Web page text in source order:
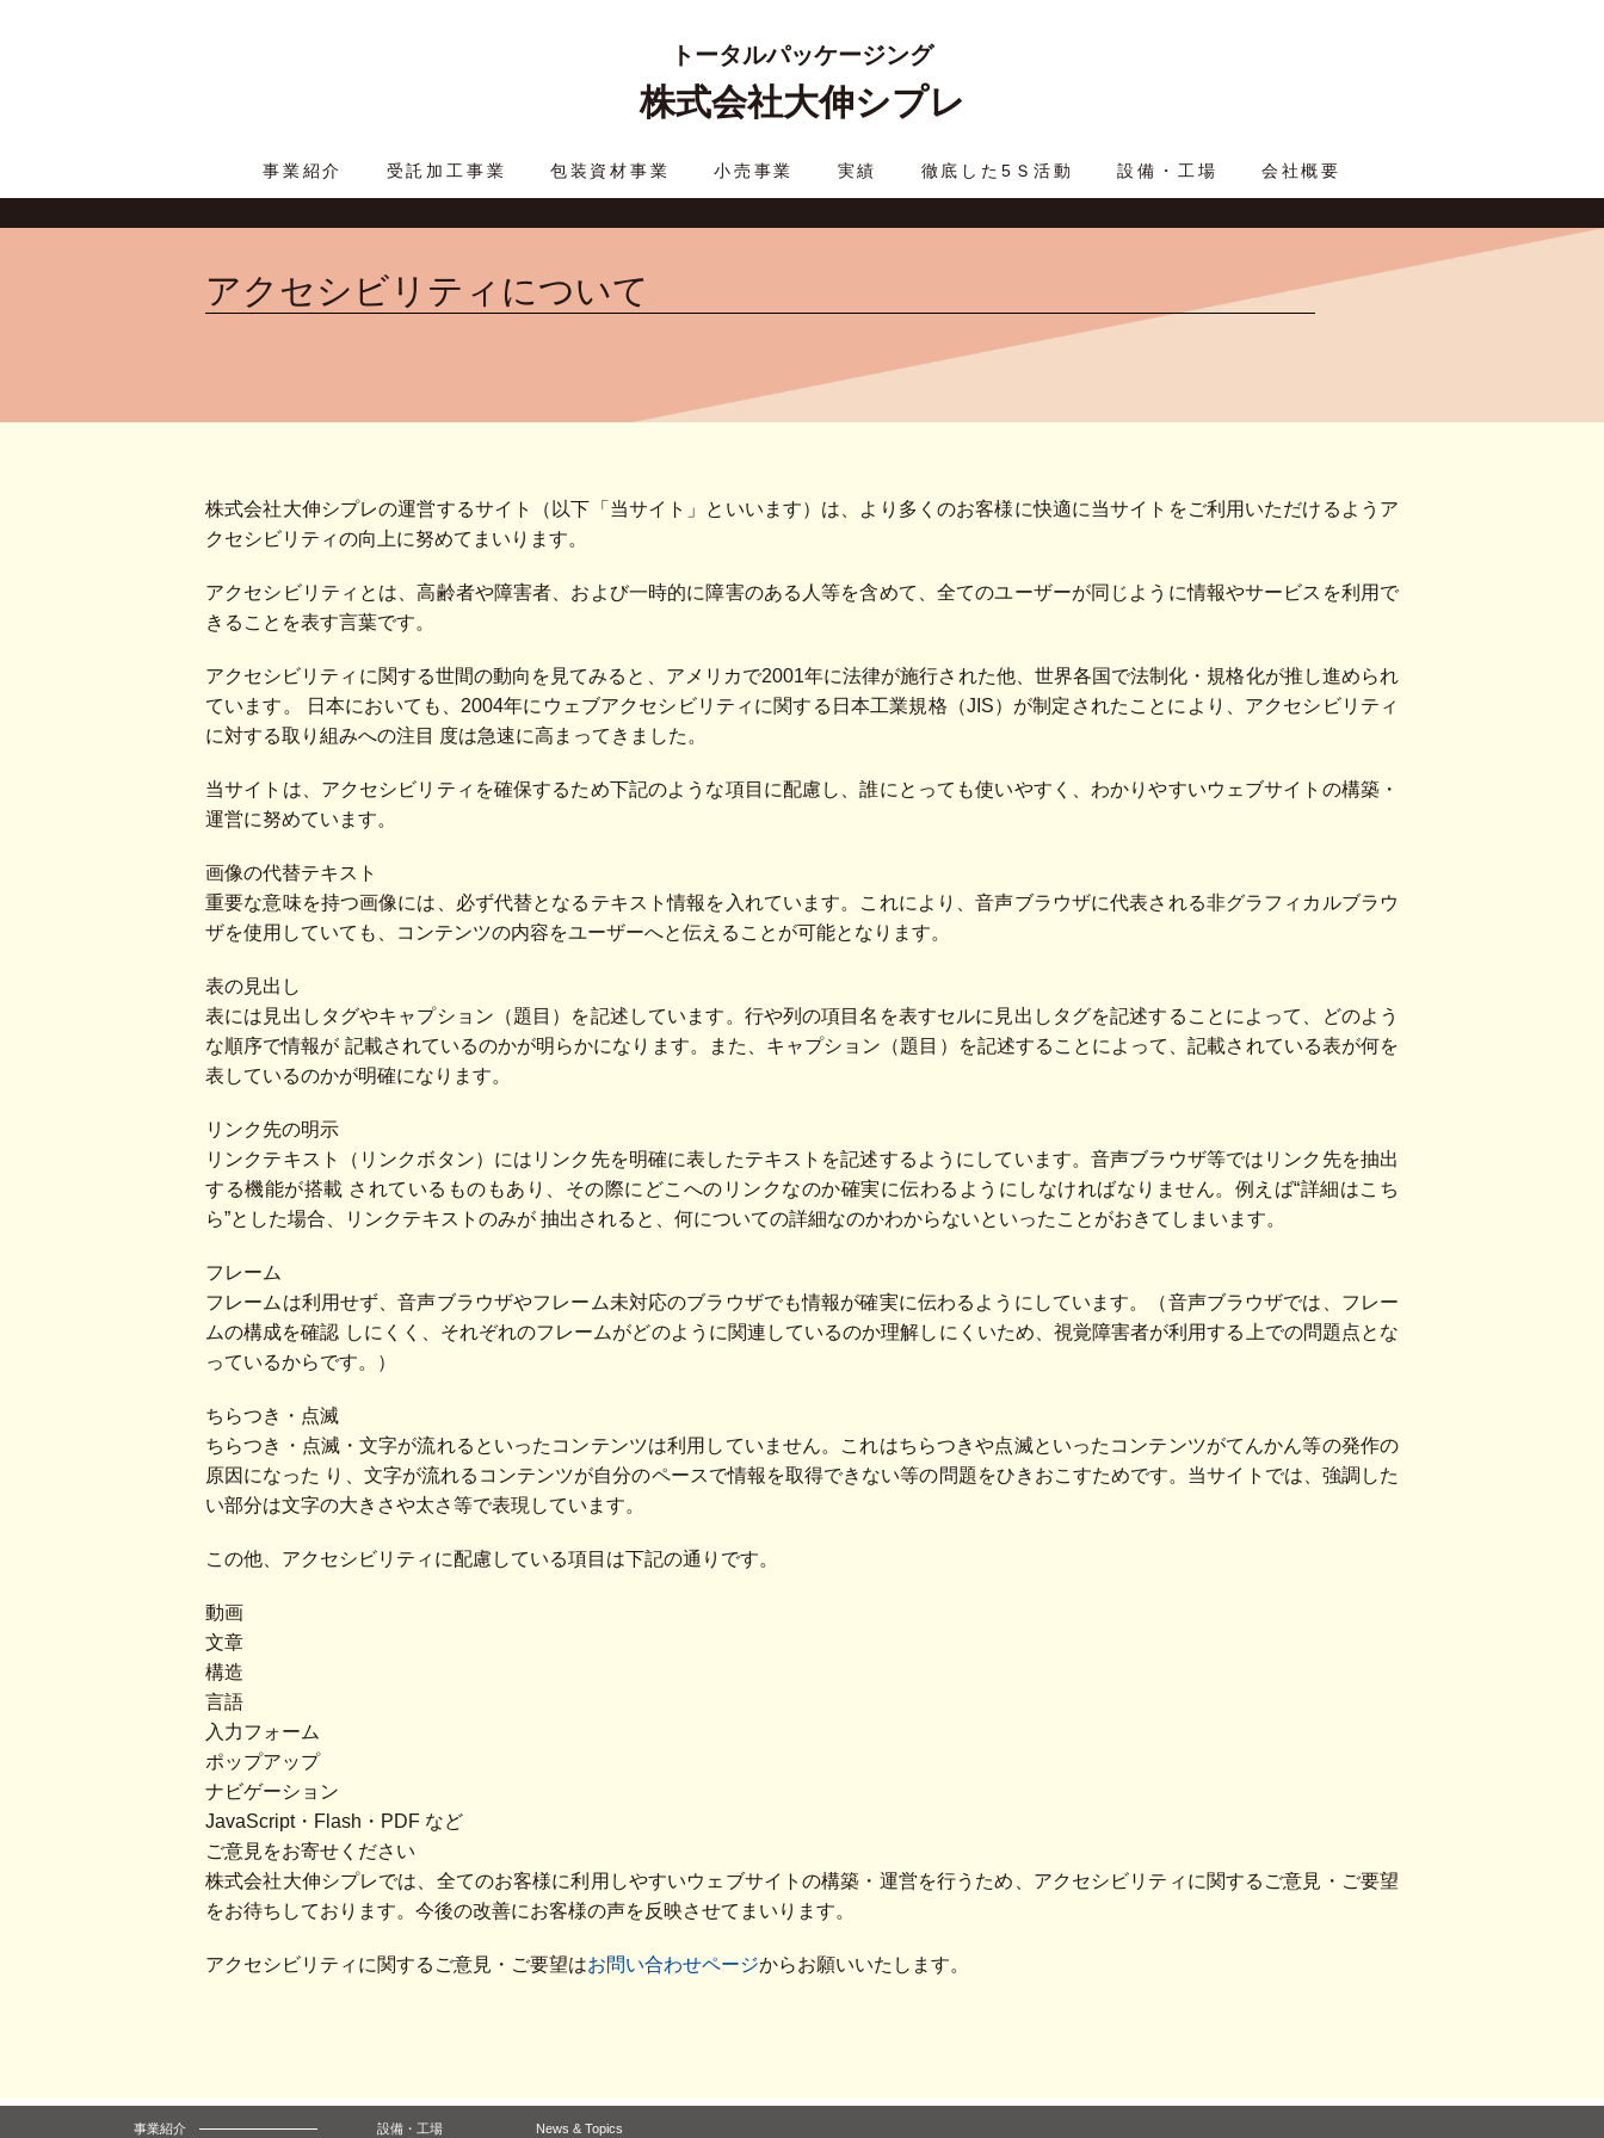
トータルパッケージング
株式会社大伸シプレ
事業紹介 受託加工事業 包装資材事業 小売事業 実績 徹底した5Ｓ活動 設備・工場 会社概要
アクセシビリティについて
株式会社大伸シプレの運営するサイト（以下「当サイト」といいます）は、より多くのお客様に快適に当サイトをご利用いただけるようア
クセシビリティの向上に努めてまいります。
アクセシビリティとは、高齢者や障害者、および一時的に障害のある人等を含めて、全てのユーザーが同じように情報やサービスを利用で
きることを表す言葉です。
アクセシビリティに関する世間の動向を見てみると、アメリカで2001年に法律が施行された他、世界各国で法制化・規格化が推し進められ
ています。 日本においても、2004年にウェブアクセシビリティに関する日本工業規格（JIS）が制定されたことにより、アクセシビリティ
に対する取り組みへの注目 度は急速に高まってきました。
当サイトは、アクセシビリティを確保するため下記のような項目に配慮し、誰にとっても使いやすく、わかりやすいウェブサイトの構築・
運営に努めています。
画像の代替テキスト
重要な意味を持つ画像には、必ず代替となるテキスト情報を入れています。これにより、音声ブラウザに代表される非グラフィカルブラウ
ザを使用していても、コンテンツの内容をユーザーへと伝えることが可能となります。
表の見出し
表には見出しタグやキャプション（題目）を記述しています。行や列の項目名を表すセルに見出しタグを記述することによって、どのよう
な順序で情報が 記載されているのかが明らかになります。また、キャプション（題目）を記述することによって、記載されている表が何を
表しているのかが明確になります。
リンク先の明示
リンクテキスト（リンクボタン）にはリンク先を明確に表したテキストを記述するようにしています。音声ブラウザ等ではリンク先を抽出
する機能が搭載 されているものもあり、その際にどこへのリンクなのか確実に伝わるようにしなければなりません。例えば“詳細はこち
ら”とした場合、リンクテキストのみが 抽出されると、何についての詳細なのかわからないといったことがおきてしまいます。
フレーム
フレームは利用せず、音声ブラウザやフレーム未対応のブラウザでも情報が確実に伝わるようにしています。（音声ブラウザでは、フレー
ムの構成を確認 しにくく、それぞれのフレームがどのように関連しているのか理解しにくいため、視覚障害者が利用する上での問題点とな
っているからです。）
ちらつき・点滅
ちらつき・点滅・文字が流れるといったコンテンツは利用していません。これはちらつきや点滅といったコンテンツがてんかん等の発作の
原因になった り、文字が流れるコンテンツが自分のペースで情報を取得できない等の問題をひきおこすためです。当サイトでは、強調した
い部分は文字の大きさや太さ等で表現しています。
この他、アクセシビリティに配慮している項目は下記の通りです。
動画
文章
構造
言語
入力フォーム
ポップアップ
ナビゲーション
JavaScript・Flash・PDF など
ご意見をお寄せください
株式会社大伸シプレでは、全てのお客様に利用しやすいウェブサイトの構築・運営を行うため、アクセシビリティに関するご意見・ご要望
をお待ちしております。今後の改善にお客様の声を反映させてまいります。
アクセシビリティに関するご意見・ご要望はお問い合わせページからお願いいたします。
事業紹介 設備・工場 News & Topics